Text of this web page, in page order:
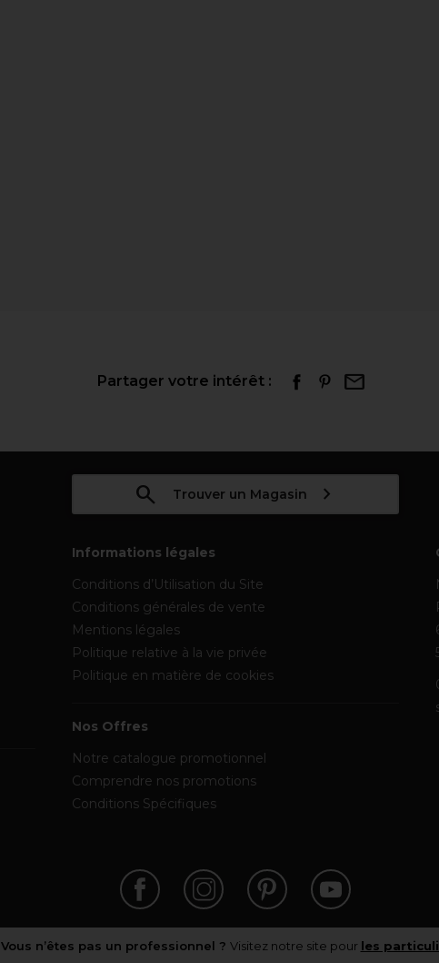
Partager votre intérêt :
Trouver un Magasin
Informations légales
Conditions d’Utilisation du Site
Conditions générales de vente
Mentions légales
Politique relative à la vie privée
Politique en matière de cookies
Nos Offres
Notre catalogue promotionnel
Comprendre nos promotions
Conditions Spécifiques
Vous n’êtes pas un professionnel ? Visitez notre site pour les